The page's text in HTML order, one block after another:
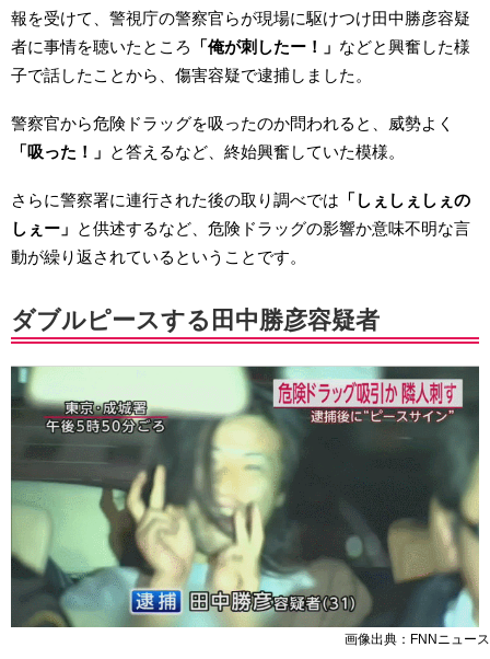
報を受けて、警視庁の警察官らが現場に駆けつけ田中勝彦容疑
者に事情を聴いたところ
「俺が刺したー！」 などと興奮した様
子で話したことから、傷害容疑で逮捕しました。
警察官から危険ドラッグを吸ったのか問われると、威勢よく
「吸った！」 と答えるなど、終始興奮していた模様。
さらに警察署に連行された後の取り調べでは 「しぇしぇしぇの
しぇー」 と供述するなど、危険ドラッグの影響か意味不明な言
動が繰り返されているということです。
ダブルピースする田中勝彦容疑者
画像出典：FNNニュース